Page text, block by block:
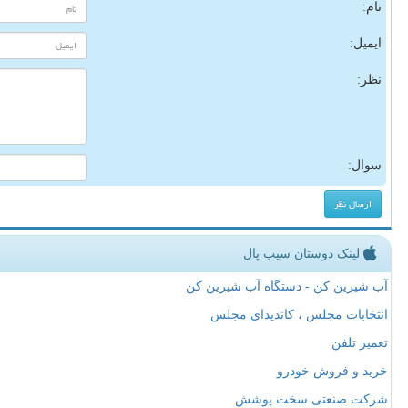
نام:
ایمیل:
نظر:
سوال:
لینک دوستان سیب پال
آب شیرین کن - دستگاه آب شیرین کن
انتخابات مجلس ، کاندیدای مجلس
تعمیر تلفن
خرید و فروش خودرو
شرکت صنعتی سخت پوشش